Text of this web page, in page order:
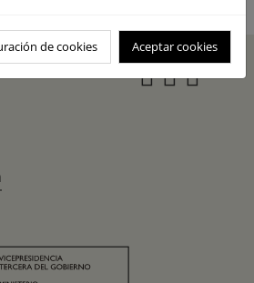
de cookies Aceptar cookies